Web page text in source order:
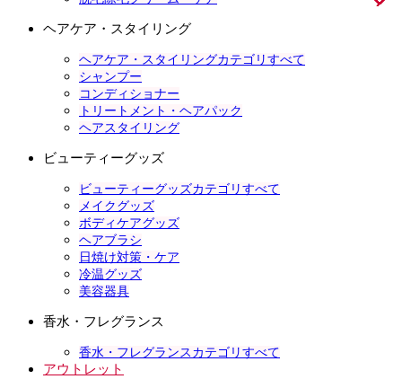
ヘアケア・スタイリング
ヘアケア・スタイリングカテゴリすべて
シャンプー
コンディショナー
トリートメント・ヘアパック
ヘアスタイリング
ビューティーグッズ
ビューティーグッズカテゴリすべて
メイクグッズ
ボディケアグッズ
ヘアブラシ
日焼け対策・ケア
冷温グッズ
美容器具
香水・フレグランス
香水・フレグランスカテゴリすべて
アウトレット